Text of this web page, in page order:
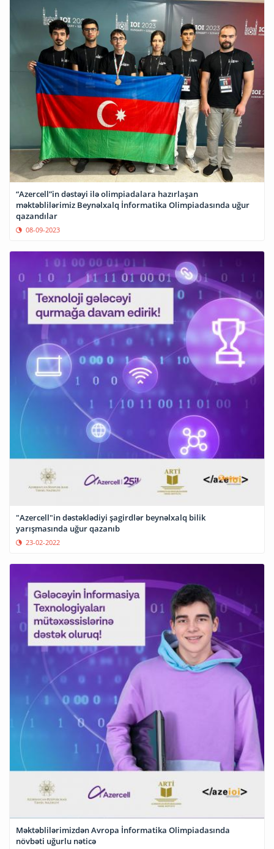
“Azercell”in dəstəyi ilə olimpiadalara hazırlaşan
məktəblilərimiz Beynəlxalq İnformatika Olimpiadasında uğur
qazandılar
08-09-2023
"Azercell"in dəstəklədiyi şagirdlər beynəlxalq bilik
yarışmasında uğur qazanıb
23-02-2022
Məktəblilərimizdən Avropa İnformatika Olimpiadasında
növbəti uğurlu nəticə